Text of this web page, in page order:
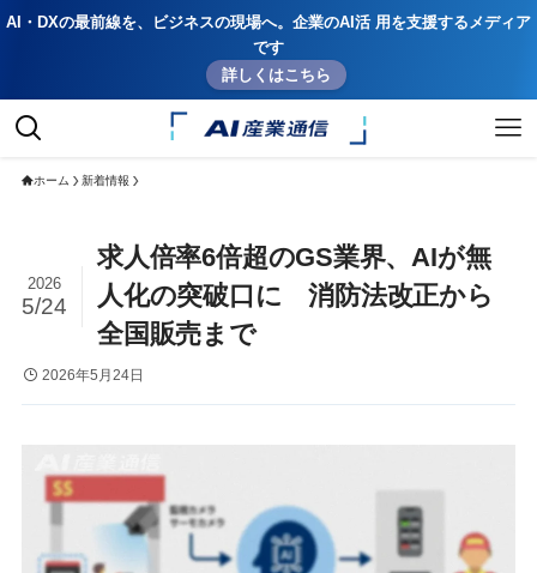
AI・DXの最前線を、ビジネスの現場へ。企業のAI活 用を支援するメディア
です
詳しくはこちら
ホーム 新着情報
求人倍率6倍超のGS業界、AIが無
人化の突破口に 消防法改正から
全国販売まで
2026
5/24
2026年5月24日